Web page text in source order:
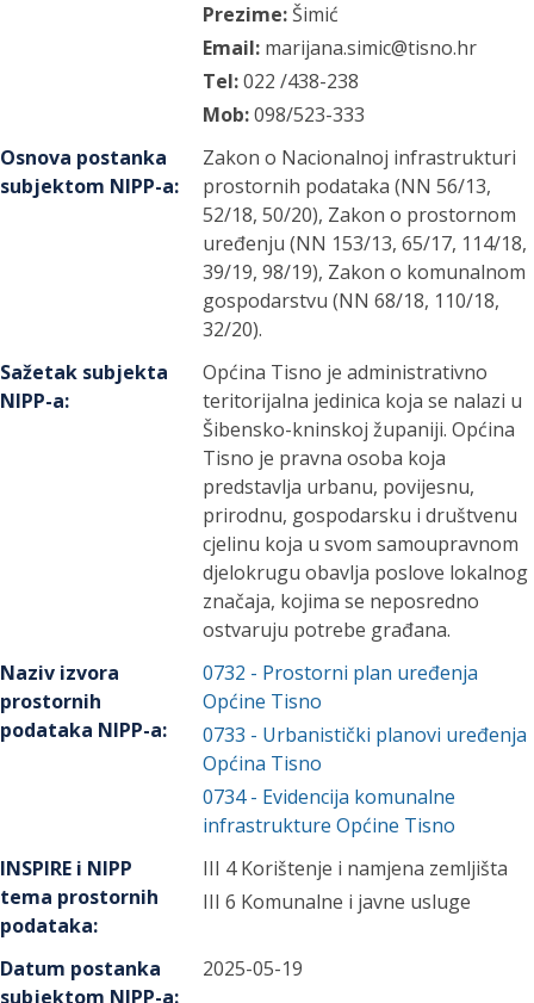
Prezime: Šimić
Email: marijana.simic@tisno.hr
Tel:022 /438-238
Mob:098/523-333
Osnova postanka
subjektom NIPP-a:
Zakon o Nacionalnoj infrastrukturi
prostornih podataka (NN 56/13,
52/18, 50/20), Zakon o prostornom
uređenju (NN 153/13, 65/17, 114/18,
39/19, 98/19), Zakon o komunalnom
gospodarstvu (NN 68/18, 110/18,
32/20).
Sažetak subjekta
NIPP-a:
Općina Tisno je administrativno
teritorijalna jedinica koja se nalazi u
Šibensko-kninskoj županiji. Općina
Tisno je pravna osoba koja
predstavlja urbanu, povijesnu,
prirodnu, gospodarsku i društvenu
cjelinu koja u svom samoupravnom
djelokrugu obavlja poslove lokalnog
značaja, kojima se neposredno
ostvaruju potrebe građana.
Naziv izvora
prostornih
podataka NIPP-a:
0732 - Prostorni plan uređenja
Općine Tisno
0733 - Urbanistički planovi uređenja
Općina Tisno
0734- Evidencija komunalne
infrastrukture Općine Tisno
INSPIRE i NIPP
tema prostornih
podataka:
III 4 Korištenje i namjena zemljišta
III 6 Komunalne i javne usluge
Datum postanka
subjektom NIPP-a:
2025-05-19